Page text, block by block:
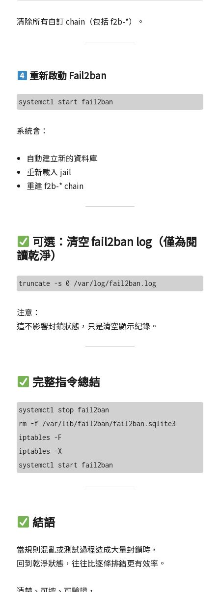
清除所有自訂 chain（包括 f2b-*）。
重新啟動 Fail2ban
系統會：
自動建立新的資料庫
重新載入 jail
重建 f2b-* chain
可選：清空 fail2ban log（僅為閱
讀乾淨）
注意：
這不影響封鎖狀態，只是清空顯示紀錄。
完整指令總結
systemctl stop fail2ban
rm -f /var/lib/fail2ban/fail2ban.sqlite3
iptables -F
iptables -X
結語
當規則混亂或測試過程造成大量封鎖時，
回到乾淨狀態，往往比逐條排錯更有效率。